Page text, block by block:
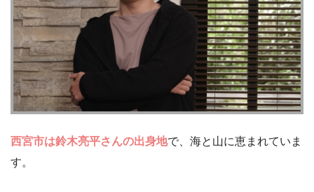
西宮市は鈴木亮平さんの出身地で、海と山に恵まれていま
す。